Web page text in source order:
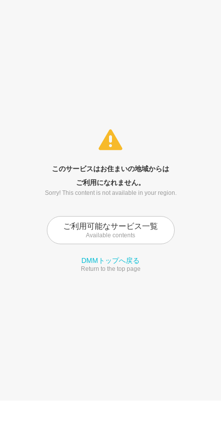
このサービスはお住まいの地域からは
ご利用になれません。
Sorry! This content is not available in your region.
ご利用可能なサービス一覧
Available contents
DMMトップへ戻る
Return to the top page